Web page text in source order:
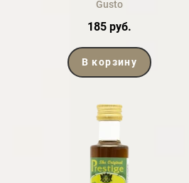
Gusto
185 руб.
В корзину